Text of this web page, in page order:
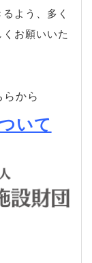
よう、多く
お願いいた
から
いて